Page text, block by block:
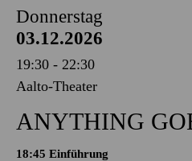
Donnerstag
03.12.2026
19:30 - 22:30
Aalto-Theater
ANYTHING
18:45 Einführung